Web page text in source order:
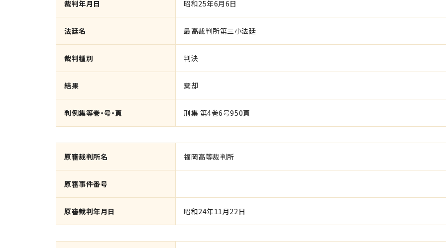
裁判年月日 昭和25年6月6日
法廷名 最高裁判所第三小法廷
裁判種別 判決
結果 棄却
判例集等巻・号・頁 刑集 第4巻6号950頁
原審裁判所名 福岡高等裁判所
原審事件番号
原審裁判年月日 昭和24年11月22日